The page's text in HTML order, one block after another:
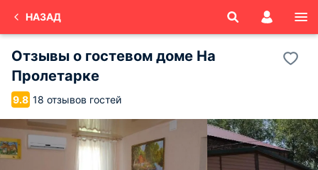
НАЗАД
Отзывы о гостевом доме На
Пролетарке
9.8 18 отзывов гостей